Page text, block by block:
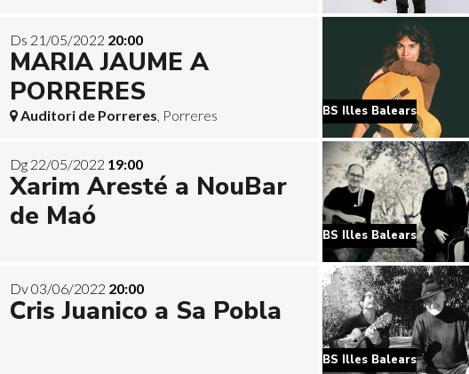
Ds 21/05/2022 20:00
MARIA JAUME A
PORRERES
Auditori de Porreres , Porreres BS Illes Balears
Dg 22/05/2022 19:00
Xarim Aresté a NouBar
de Maó
BS Illes Balears
Dv 03/06/2022 20:00
Cris Juanico a Sa Pobla
BS Illes Balears